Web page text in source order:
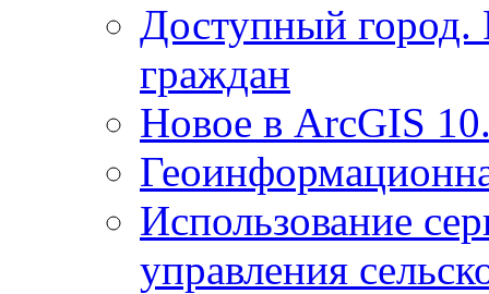
Доступный
граждан
Новое в ArcGIS
Использование
управления